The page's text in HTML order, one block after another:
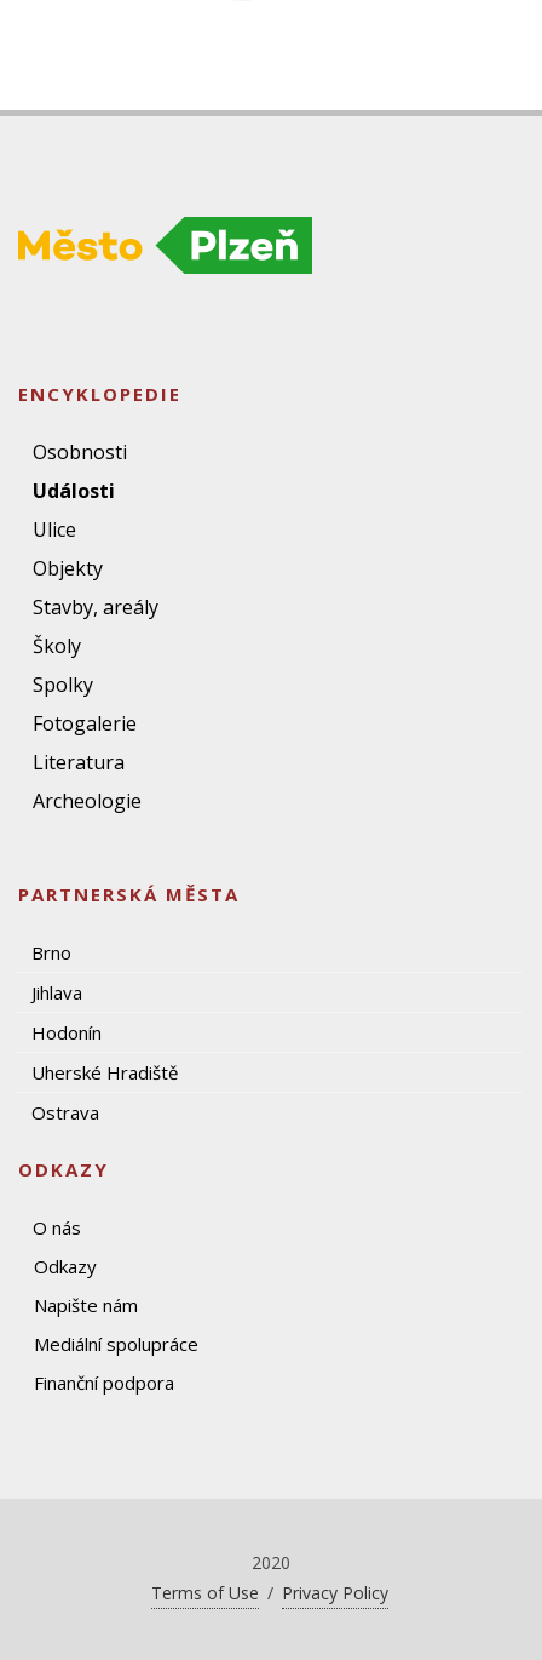
ENCYKLOPEDIE
Osobnosti
Události
Ulice
Objekty
Stavby, areály
Školy
Spolky
Fotogalerie
Literatura
Archeologie
PARTNERSKÁ MĚSTA
Brno
Jihlava
Hodonín
Uherské Hradiště
Ostrava
ODKAZY
O nás
Odkazy
Napište nám
Mediální spolupráce
Finanční podpora
2020
Terms of Use / Privacy Policy